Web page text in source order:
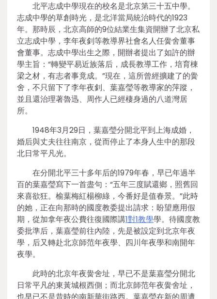
北平志成中學現在的校名是北京第三十五中學。
志成中學的草創時光，是北洋當局統治時代的1923
年。那時辰，北京高師的9位結業生集資開辦了北京私
立志成中學，李年夜釗等教導界社會名人任黌舍董事
會董事。志成中學出生之際，開辦者提出了如許的辦
學主旨：“轉變平易近族落后，成長教導工作，培育棟
梁之材，有志者事竟成。”現在，這所曾經擴建了的黌
舍，不只留下了李年夜釗、葉嘉瑩等教導家的萍蹤，
並且還治理著魯迅、周作人已經棲身過的八道灣居
所。
1948年3月29日，葉嘉瑩分開北平到上海成婚，
婚后與丈夫往往南京，從而停止了本身人生中的那段
北日常平凡光。
在分開北平三十多年后的1979年春，早已年過半
百的葉嘉瑩寫下一首盡句：“五年三度賦還鄉，照舊回
來喜欲狂。榆葉梅紅楊柳綠，今番好是值春景。”此時
的她，正在向那時的國度教委提出請求：盼望應用假
期，從加拿年夜公費往復國際講1對1教學學。待國度教
委批準后，葉嘉瑩前往內陸，先是被設定到北京年夜
學，后又轉赴北京師范年夜學、四川年夜學和南開年
夜學。
此時的北京年夜黌舍址，早已不是葉嘉瑩分開北
日常平凡的東黃城根西側；而北京師范年夜黌舍址，